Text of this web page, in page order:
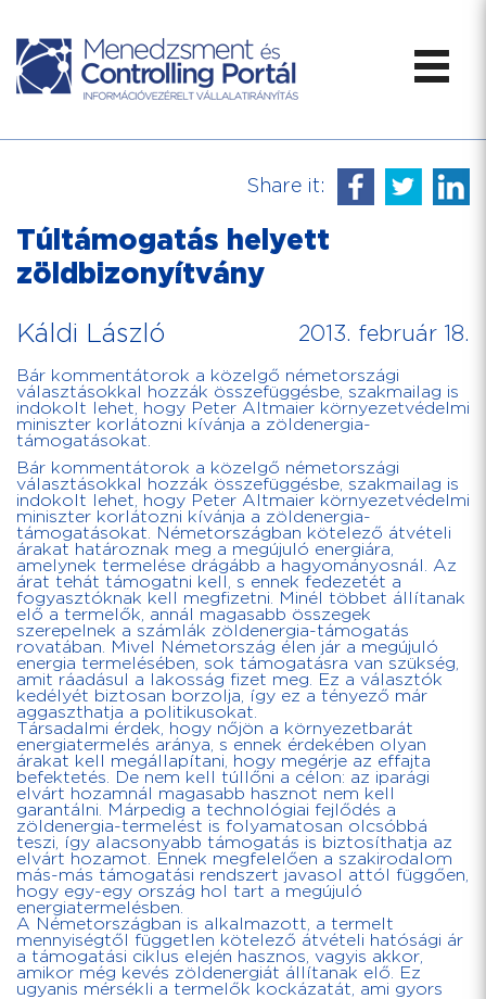
Share it:
Túltámogatás helyett
zöldbizonyítvány
Káldi László 2013. február 18.
Bár kommentátorok a közelgő németországi
választásokkal hozzák összefüggésbe, szakmailag is
indokolt lehet, hogy Peter Altmaier környezetvédelmi
miniszter korlátozni kívánja a zöldenergia-
támogatásokat.
Bár kommentátorok a közelgő németországi
választásokkal hozzák összefüggésbe, szakmailag is
indokolt lehet, hogy Peter Altmaier környezetvédelmi
miniszter korlátozni kívánja a zöldenergia-
támogatásokat. Németországban kötelező átvételi
árakat határoznak meg a megújuló energiára,
amelynek termelése drágább a hagyományosnál. Az
árat tehát támogatni kell, s ennek fedezetét a
fogyasztóknak kell megfizetni. Minél többet állítanak
elő a termelők, annál magasabb összegek
szerepelnek a számlák zöldenergia-támogatás
rovatában. Mivel Németország élen jár a megújuló
energia termelésében, sok támogatásra van szükség,
amit ráadásul a lakosság fizet meg. Ez a választók
kedélyét biztosan borzolja, így ez a tényező már
aggaszthatja a politikusokat.
Társadalmi érdek, hogy nőjön a környezetbarát
energiatermelés aránya, s ennek érdekében olyan
árakat kell megállapítani, hogy megérje az effajta
befektetés. De nem kell túllőni a célon: az iparági
elvárt hozamnál magasabb hasznot nem kell
garantálni. Márpedig a technológiai fejlődés a
zöldenergia-termelést is folyamatosan olcsóbbá
teszi, így alacsonyabb támogatás is biztosíthatja az
elvárt hozamot. Ennek megfelelően a szakirodalom
más-más támogatási rendszert javasol attól függően,
hogy egy-egy ország hol tart a megújuló
energiatermelésben.
A Németországban is alkalmazott, a termelt
mennyiségtől független kötelező átvételi hatósági ár
a támogatási ciklus elején hasznos, vagyis akkor,
amikor még kevés zöldenergiát állítanak elő. Ez
ugyanis mérsékli a termelők kockázatát, ami gyors